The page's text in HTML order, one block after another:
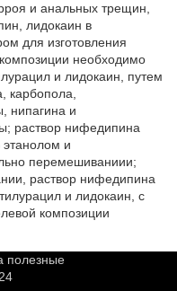
и анальных трещин,
лидокаин в
для изготовления
необходимо
и лидокаин, путем
карбопола,
нипагина и
раствор нифедипина
и
перемешиваниии;
раствор нифедипина
и лидокаин, с
композиции
полезные